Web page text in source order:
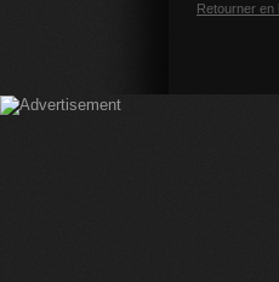
Retourner en